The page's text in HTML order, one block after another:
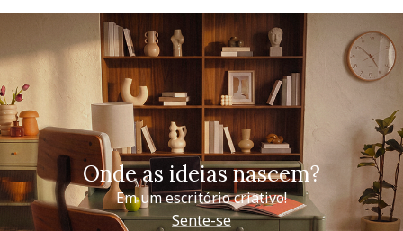
Onde as ideias nascem?
Em um escritório criativo!
Sente-se